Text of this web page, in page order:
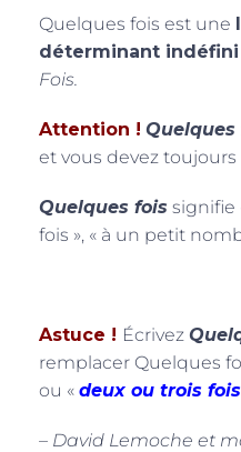
Quelques fois est une
déterminant indéfini
Fois.
Attention ! Quelques
et vous devez
Quelques fois signifie
fois », « à un petit
Astuce ! Écrivez
remplacer Quelques
ou « deux ou trois fois
– David Lemoche et